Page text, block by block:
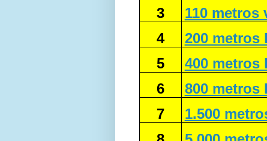
3
110 metros
4
200 metros
5
400 metros
6
800 metros
7
1.500